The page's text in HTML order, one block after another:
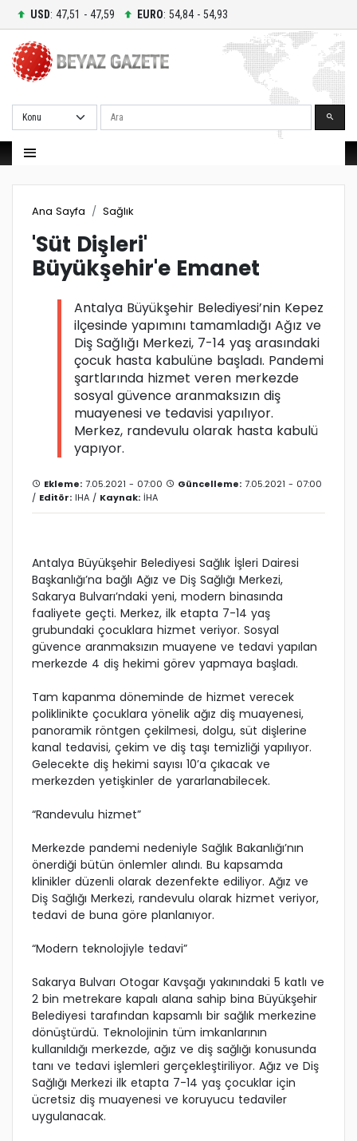
USD: 47,51 - 47,59 EURO: 54,84 - 54,93
Ara
Ana Sayfa Sağlık
'Süt Dişleri'
Büyükşehir'e Emanet
Antalya Büyükşehir Belediyesi’nin Kepez
ilçesinde yapımını tamamladığı Ağız ve
Diş Sağlığı Merkezi, 7-14 yaş arasındaki
çocuk hasta kabulüne başladı. Pandemi
şartlarında hizmet veren merkezde
sosyal güvence aranmaksızın diş
muayenesi ve tedavisi yapılıyor.
Merkez, randevulu olarak hasta kabulü
yapıyor.
Ekleme: 7.05.2021 - 07:00 Güncelleme: 7.05.2021 - 07:00
/ Editör: IHA / Kaynak: İHA
Antalya Büyükşehir Belediyesi Sağlık İşleri Dairesi
Başkanlığı’na bağlı Ağız ve Diş Sağlığı Merkezi,
Sakarya Bulvarı’ndaki yeni, modern binasında
faaliyete geçti. Merkez, ilk etapta 7-14 yaş
grubundaki çocuklara hizmet veriyor. Sosyal
güvence aranmaksızın muayene ve tedavi yapılan
merkezde 4 diş hekimi görev yapmaya başladı.
Tam kapanma döneminde de hizmet verecek
poliklinikte çocuklara yönelik ağız diş muayenesi,
panoramik röntgen çekilmesi, dolgu, süt dişlerine
kanal tedavisi, çekim ve diş taşı temizliği yapılıyor.
Gelecekte diş hekimi sayısı 10’a çıkacak ve
merkezden yetişkinler de yararlanabilecek.
“Randevulu hizmet”
Merkezde pandemi nedeniyle Sağlık Bakanlığı’nın
önerdiği bütün önlemler alındı. Bu kapsamda
klinikler düzenli olarak dezenfekte ediliyor. Ağız ve
Diş Sağlığı Merkezi, randevulu olarak hizmet veriyor,
tedavi de buna göre planlanıyor.
“Modern teknolojiyle tedavi”
Sakarya Bulvarı Otogar Kavşağı yakınındaki 5 katlı ve
2 bin metrekare kapalı alana sahip bina Büyükşehir
Belediyesi tarafından kapsamlı bir sağlık merkezine
dönüştürdü. Teknolojinin tüm imkanlarının
kullanıldığı merkezde, ağız ve diş sağlığı konusunda
tanı ve tedavi işlemleri gerçekleştiriliyor. Ağız ve Diş
Sağlığı Merkezi ilk etapta 7-14 yaş çocuklar için
ücretsiz diş muayenesi ve koruyucu tedaviler
uygulanacak.